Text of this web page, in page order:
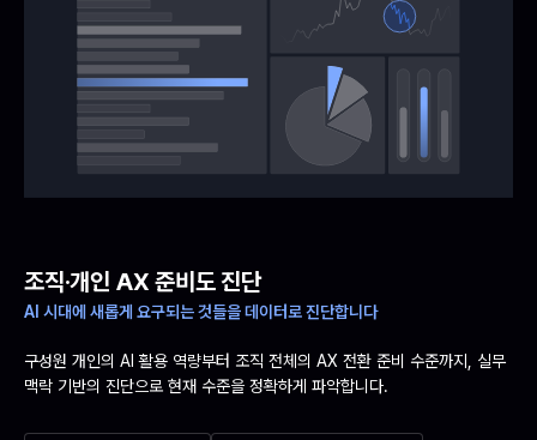
조직·개인 AX 준비도 진단
AI 시대에 새롭게 요구되는 것들을 데이터로 진단합니다
구성원 개인의 AI 활용 역량부터 조직 전체의 AX 전환 준비 수준까지, 실무
맥락 기반의 진단으로 현재 수준을 정확하게 파악합니다.